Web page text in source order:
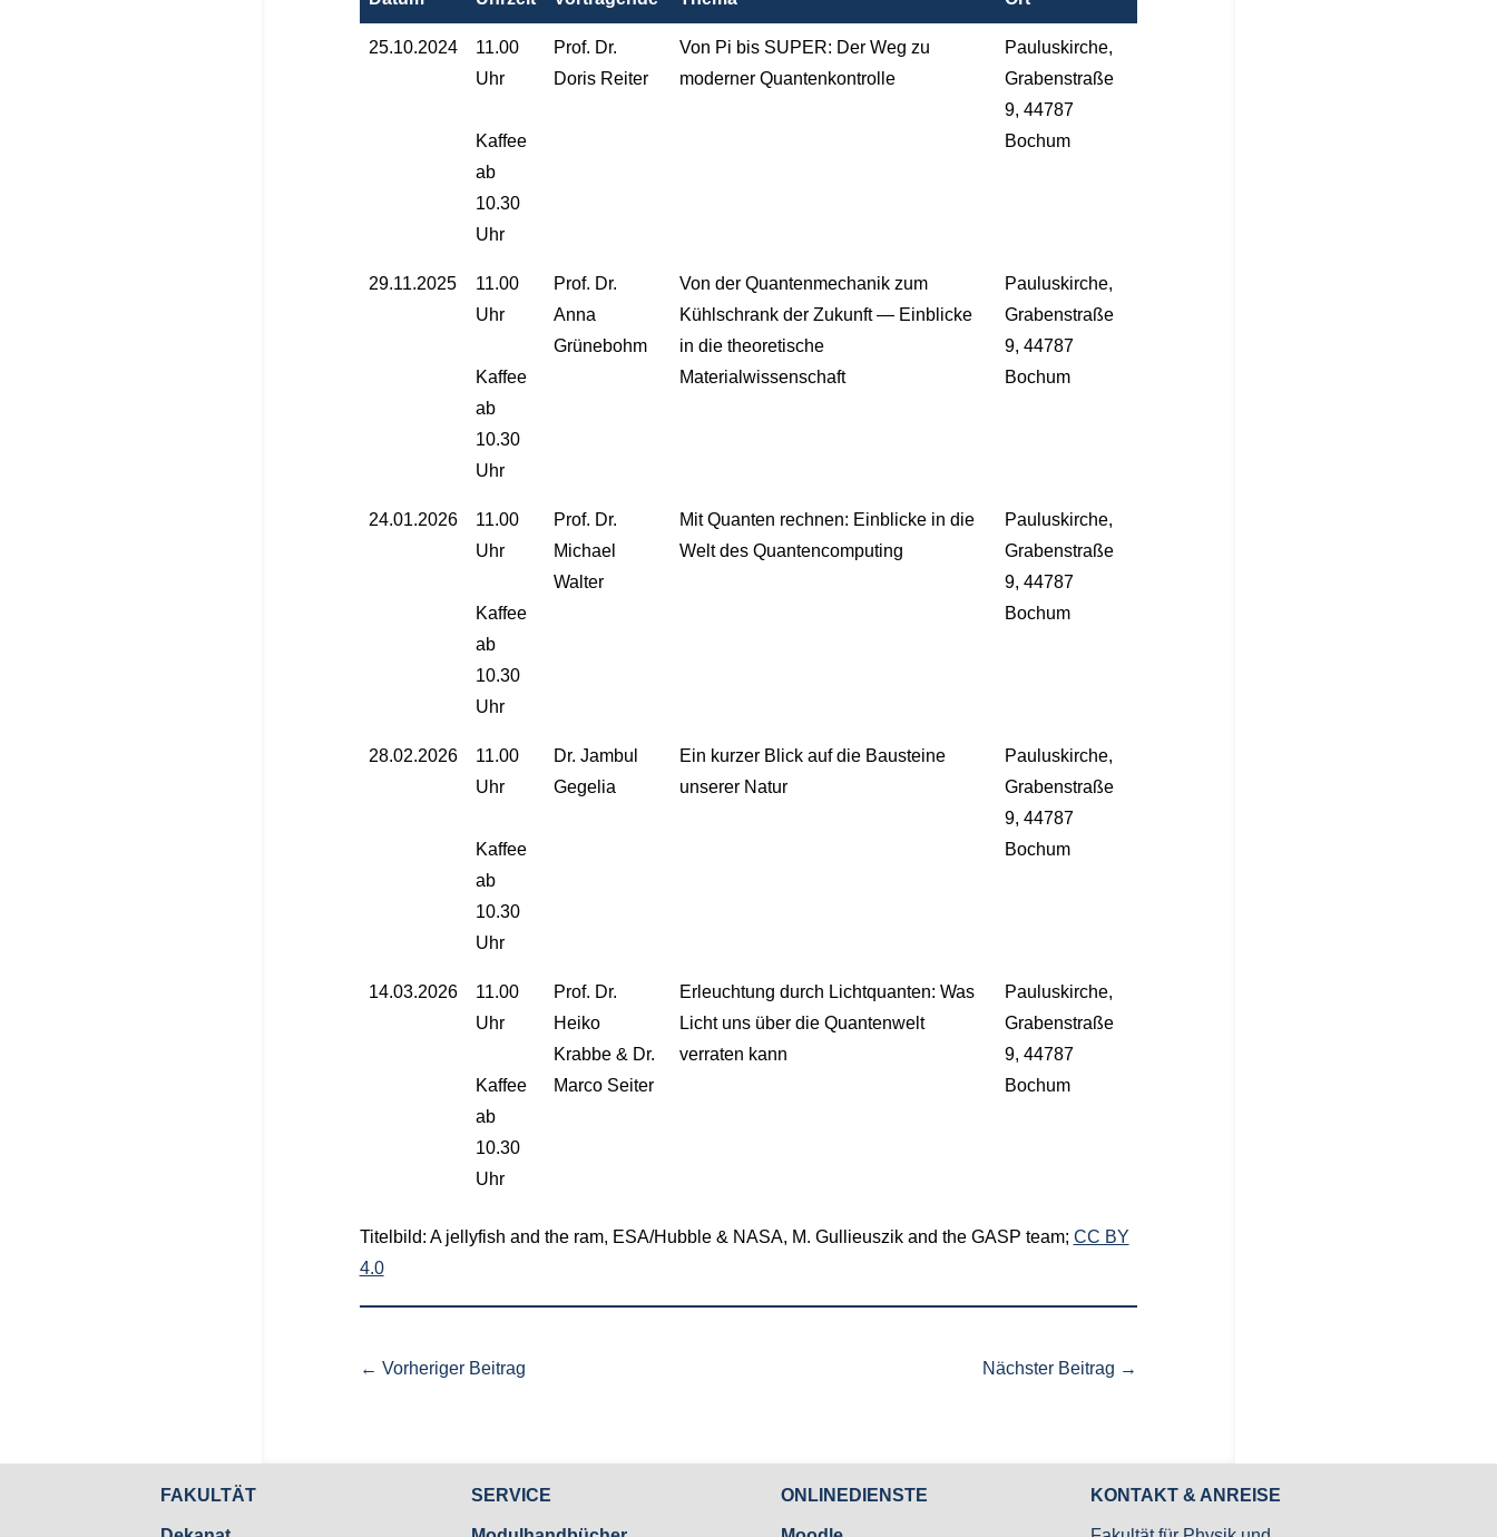
25.10.2024
11.00
Uhr
Kaffee
ab
10.30
Uhr
Prof. Dr.
Doris Reiter
Von Pi bis SUPER: Der Weg zu
moderner Quantenkontrolle
Pauluskirche,
Grabenstraße
9, 44787
Bochum
29.11.2025
11.00
Uhr
Kaffee
ab
10.30
Uhr
Prof. Dr.
Anna
Grünebohm
Von der Quantenmechanik zum
Kühlschrank der Zukunft — Einblicke
in die theoretische
Materialwissenschaft
Pauluskirche,
Grabenstraße
9, 44787
Bochum
24.01.2026
11.00
Uhr
Kaffee
ab
10.30
Uhr
Prof. Dr.
Michael
Walter
Mit Quanten rechnen: Einblicke in die
Welt des Quantencomputing
Pauluskirche,
Grabenstraße
9, 44787
Bochum
28.02.2026
11.00
Uhr
Kaffee
ab
10.30
Uhr
Dr. Jambul
Gegelia
Ein kurzer Blick auf die Bausteine
unserer Natur
Pauluskirche,
Grabenstraße
9, 44787
Bochum
14.03.2026
11.00
Uhr
Kaffee
ab
10.30
Uhr
Prof. Dr.
Heiko
Krabbe & Dr.
Marco Seiter
Erleuchtung durch Lichtquanten: Was
Licht uns über die Quantenwelt
verraten kann
Pauluskirche,
Grabenstraße
9, 44787
Bochum
Titelbild: A jellyfish and the ram, ESA/Hubble & NASA, M. Gullieuszik and the GASP team; CC BY
4.0
← Vorheriger Beitrag Nächster Beitrag →
FAKULTÄT SERVICE ONLINEDIENSTE KONTAKT & ANREISE